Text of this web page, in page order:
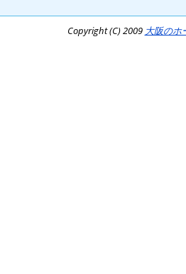
Copyright (C) 2009 大阪のホ